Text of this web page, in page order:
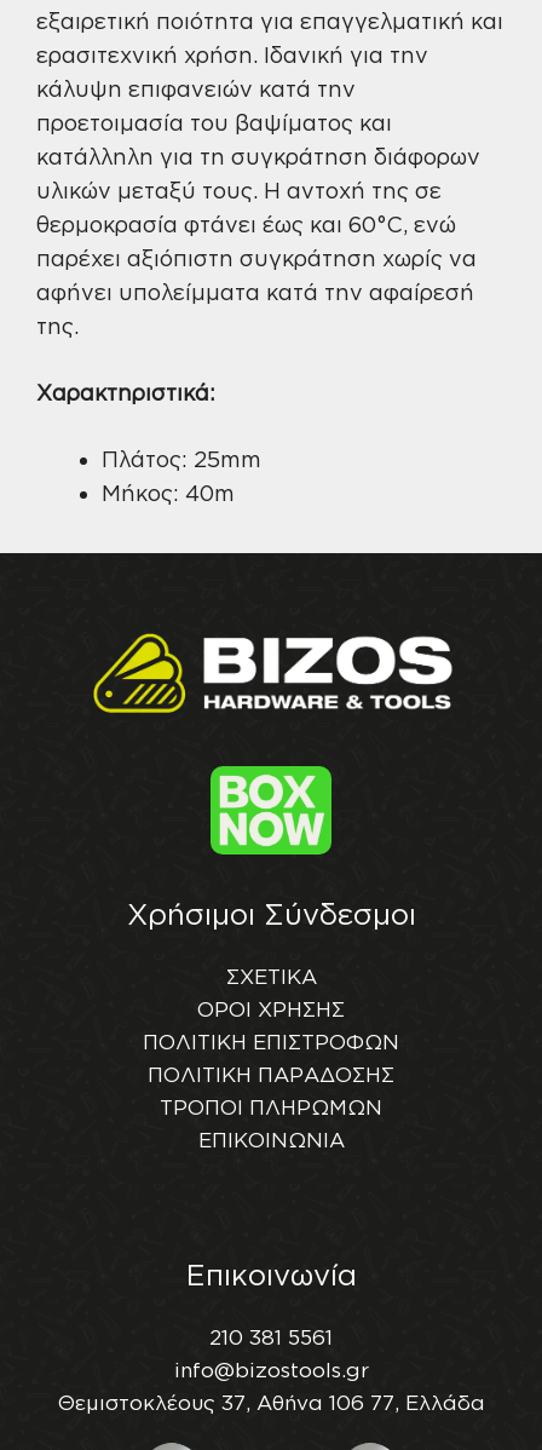
εξαιρετική ποιότητα για επαγγελματική και
ερασιτεχνική χρήση. Ιδανική για την
κάλυψη επιφανειών κατά την
προετοιμασία του βαψίματος και
κατάλληλη για τη συγκράτηση διάφορων
υλικών μεταξύ τους. Η αντοχή της σε
θερμοκρασία φτάνει έως και 60°C, ενώ
παρέχει αξιόπιστη συγκράτηση χωρίς να
αφήνει υπολείμματα κατά την αφαίρεσή
της.
Χαρακτηριστικά:
Πλάτος: 25mm
Μήκος: 40m
Χρήσιμοι Σύνδεσμοι
ΣΧΕΤΙΚΑ
ΟΡΟΙ ΧΡΗΣΗΣ
ΠΟΛΙΤΙΚΗ ΕΠΙΣΤΡΟΦΩΝ
ΠΟΛΙΤΙΚΗ ΠΑΡΑΔΟΣΗΣ
ΤΡΟΠΟΙ ΠΛΗΡΩΜΩΝ
ΕΠΙΚΟΙΝΩΝΙΑ
Επικοινωνία
210 381 5561
info@bizostools.gr
Θεμιστοκλέους 37, Αθήνα 106 77, Ελλάδα